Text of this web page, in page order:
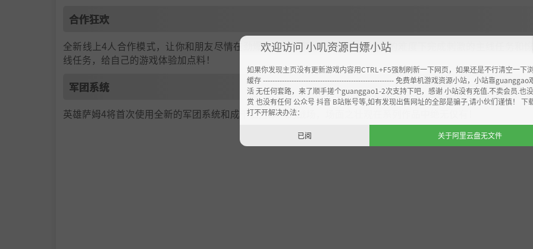
合作狂欢
全新线上4人合作模式，让你和朋友尽情在劲爆的游戏中释放激情！在改进后的难度下完成刺激的主线任务和
线任务，给自己的游戏体验加点料！
军团系统
英雄萨姆4将首次使用全新的军团系统和成千上万敌人的战场，场面之壮观在系列作品中绝无仅有！
欢迎访问 小叽资源白嫖小站
如果你发现主页没有更新游戏内容用CTRL+F5强制刷新一下网页，如果还是不行清空一下
缓存 ------------------------------------------------------- 免费单机游戏资源小站，小站靠guanggao
活 无任何套路，来了顺手搓个guanggao1-2次支持下吧，感谢 小站没有充值.不卖会员.也
赏 也没有任何 公众号 抖音 B站账号等,如有发现出售网址的全部是骗子,请小伙们谨慎！ 下
打不开解决办法：
已阅 关于阿里云盘无文件